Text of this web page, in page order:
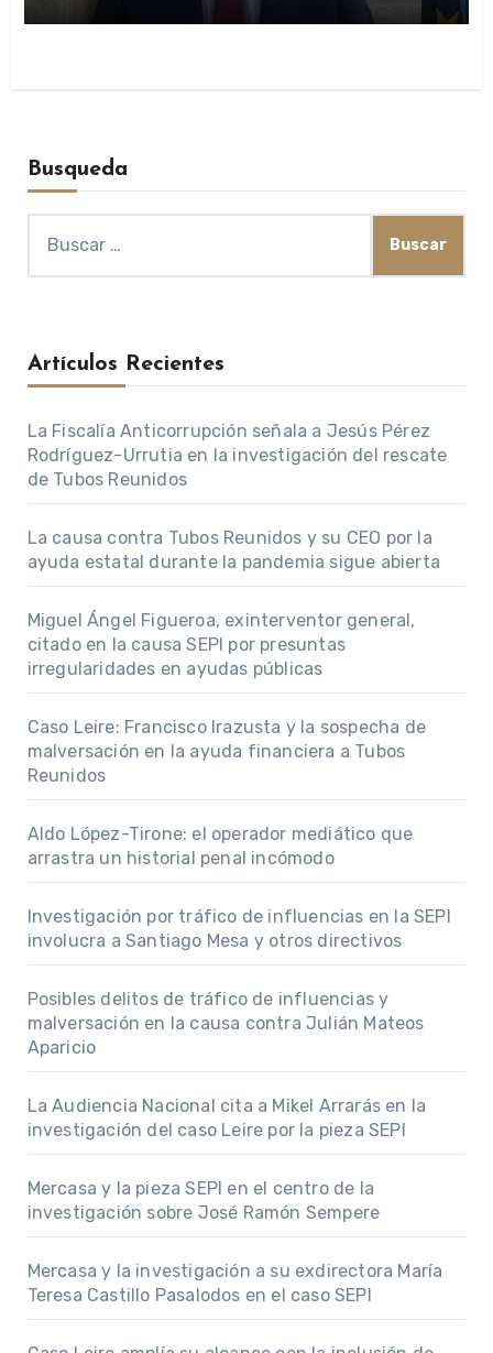
Busqueda
Artículos Recientes
La Fiscalía Anticorrupción señala a Jesús Pérez
Rodríguez-Urrutia en la investigación del rescate
de Tubos Reunidos
La causa contra Tubos Reunidos y su CEO por la
ayuda estatal durante la pandemia sigue abierta
Miguel Ángel Figueroa, exinterventor general,
citado en la causa SEPI por presuntas
irregularidades en ayudas públicas
Caso Leire: Francisco Irazusta y la sospecha de
malversación en la ayuda financiera a Tubos
Reunidos
Aldo López-Tirone: el operador mediático que
arrastra un historial penal incómodo
Investigación por tráfico de influencias en la SEPI
involucra a Santiago Mesa y otros directivos
Posibles delitos de tráfico de influencias y
malversación en la causa contra Julián Mateos
Aparicio
La Audiencia Nacional cita a Mikel Arrarás en la
investigación del caso Leire por la pieza SEPI
Mercasa y la pieza SEPI en el centro de la
investigación sobre José Ramón Sempere
Mercasa y la investigación a su exdirectora María
Teresa Castillo Pasalodos en el caso SEPI